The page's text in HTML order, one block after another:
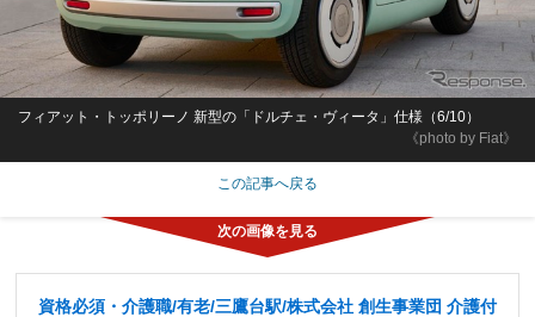
《photo by Fiat》
フィアット・トッポリーノ 新型の「ドルチェ・ヴィータ」仕様（6/10）
この記事へ戻る
資格必須・介護職/有老/三鷹台駅/株式会社 創生事業団 介護付